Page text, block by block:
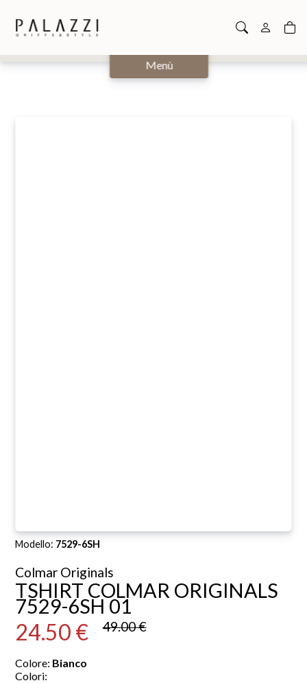
Menù
Modello: 7529-6SH
Colmar Originals
TSHIRT COLMAR ORIGINALS
7529-6SH 01
24.50 € 49.00 €
Colore: Bianco
Colori: